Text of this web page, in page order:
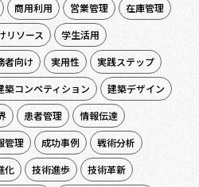
商用利用 営業管理
在庫管理
リソース
学生活用
者向け 実用性
実践ステップ
築コンペティション
建築デザイン
患者管理
情報伝達
管理 成功事例
戦術分析
化 技術進歩 技術革新